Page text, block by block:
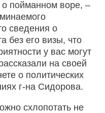
пойманном воре, –
сведения о
без его визы, что
у вас могут
на своей
о политических
г-на Сидорова.
схлопотать не